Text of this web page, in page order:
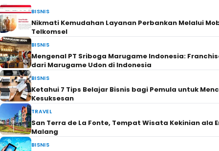
BISNIS
Nikmati Kemudahan Layanan Perbankan Melalui
Telkomsel
BISNIS
Mengenal PT Sriboga Marugame Indonesia:
dari Marugame Udon di Indonesia
BISNIS
Ketahui 7 Tips Belajar Bisnis bagi Pemula untuk
Kesuksesan
TRAVEL
San Terra de La Fonte, Tempat Wisata Kekinian ala
Malang
BISNIS